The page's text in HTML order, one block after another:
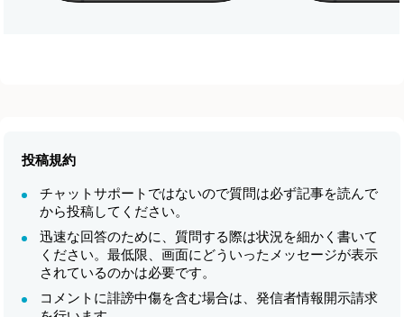
投稿規約
チャットサポートではないので質問は必ず記事を読んで
から投稿してください。
迅速な回答のために、質問する際は状況を細かく書いて
ください。最低限、画面にどういったメッセージが表示
されているのかは必要です。
コメントに誹謗中傷を含む場合は、発信者情報開示請求